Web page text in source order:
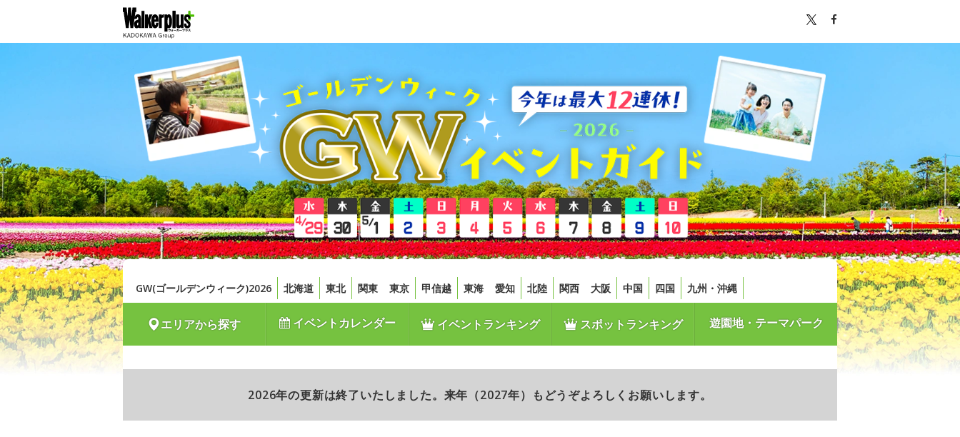
GW(ゴールデンウィーク)2026 北海道 東北 関東 東京 甲信越 東海 愛知 北陸 関西 大阪 中国 四国 九州・沖縄
エリアから探す イベントカレンダー イベントランキング スポットランキング 遊園地・テーマパーク
2026年の更新は終了いたしました。来年（2027年）もどうぞよろしくお願いします。